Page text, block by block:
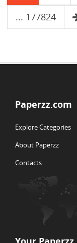
... 177824
Paperzz.com
Explore Categories
About Paperzz
Contacts